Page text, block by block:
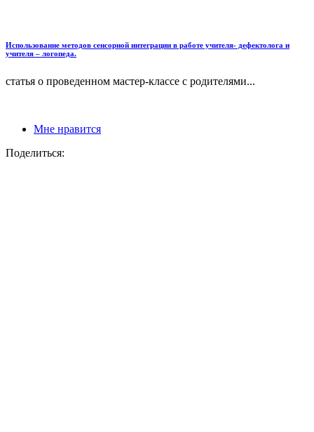
Использование методов сенсорной интеграции в работе учителя- дефектолога и
учителя – логопеда.
статья о проведенном мастер-классе с родителями...
Мне нравится
Поделиться: